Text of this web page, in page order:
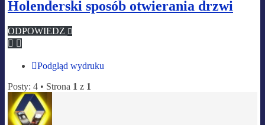
Holenderski sposób otwierania drzwi
ODPOWIEDZ
Podgląd wydruku
Posty: 4 • Strona 1 z 1